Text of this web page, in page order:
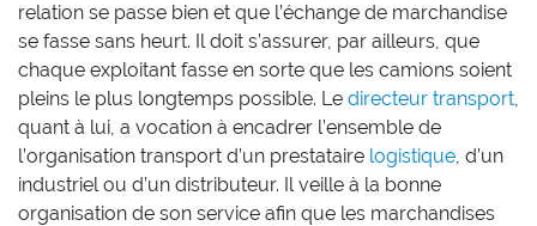
relation se passe bien et que l’échange de marchandise
se fasse sans heurt. Il doit s’assurer, par ailleurs, que
chaque exploitant fasse en sorte que les camions soient
pleins le plus longtemps possible. Le directeur transport,
quant à lui, a vocation à encadrer l’ensemble de
l’organisation transport d’un prestataire logistique, d’un
industriel ou d’un distributeur. Il veille à la bonne
organisation de son service afin que les marchandises